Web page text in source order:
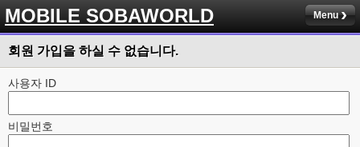
MOBILE SOBAWORLD Menu
회원 가입을 하실 수 없습니다.
사용자 ID
비밀번호